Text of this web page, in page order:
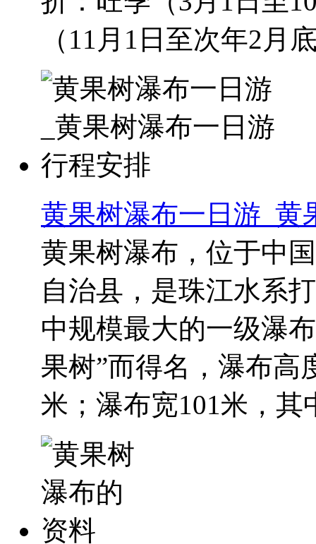
（11月1日至次年2月
黄果树瀑布一日游_黄
黄果树瀑布，位于中
自治县，是珠江水系
中规模最大的一级瀑
果树”而得名，瀑布高
米；瀑布宽101米，其